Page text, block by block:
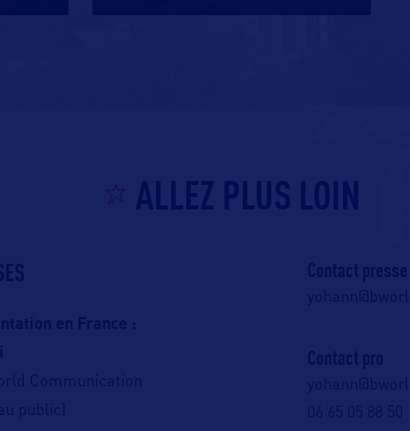
ALLEZ PLUS LOIN
en France :
Communication
Contact presse
Contact pro
06 65 05 88 50